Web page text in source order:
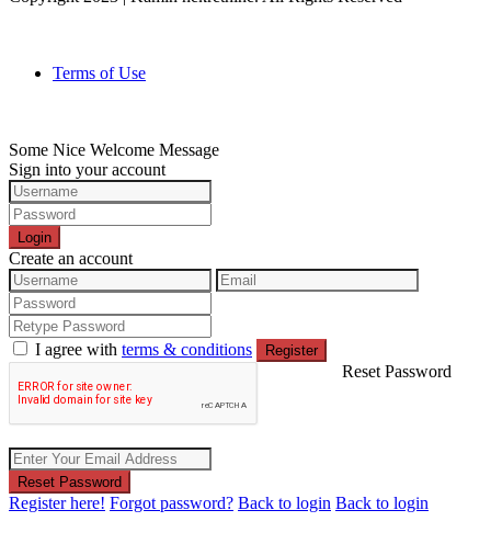
Terms of Use
Some Nice Welcome Message
Sign into your account
Login
Create an account
I agree with terms & conditions Register
Reset Password
Reset Password
Register here! Forgot password? Back to login Back to login